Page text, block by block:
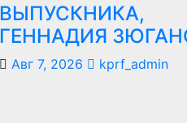
ВЫПУСКНИКА,
ГЕННАДИЯ
Авг 7, 2026 kprf_admin